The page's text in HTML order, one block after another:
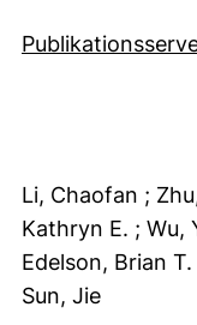
Li, Chaofan ;
Kathryn E. ; Wu,
Edelson, Brian T.
Sun, Jie